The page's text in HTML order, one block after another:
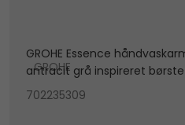
GROHE Essence
antracit grå inspireret
GROHE
702235309